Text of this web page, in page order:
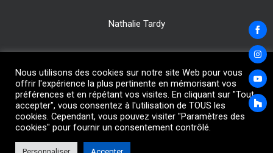
Nathalie Tardy
Judo Club Cortaillod – Neuchâtel. | Tous droits réservés. – Redaction by
Nous utilisons des cookies sur notre site Web pour vous
offrir l'expérience la plus pertinente en mémorisant vos
préférences et en répétant vos visites. En cliquant sur "Tout
accepter", vous consentez à l'utilisation de TOUS les
cookies. Cependant, vous pouvez visiter "Paramètres des
cookies" pour fournir un consentement contrôlé.
Share
on
Share
on
Share
on